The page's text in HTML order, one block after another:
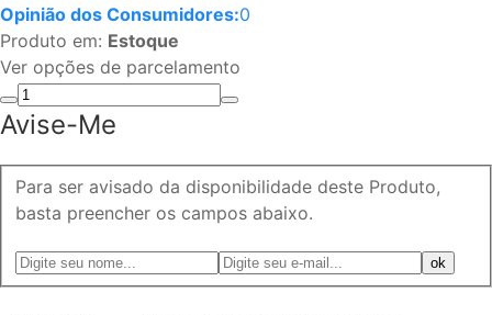
Opinião dos Consumidores:0
Produto em: Estoque
Ver opções de parcelamento
Avise-Me
Para ser avisado da disponibilidade deste Produto,
basta preencher os campos abaixo.